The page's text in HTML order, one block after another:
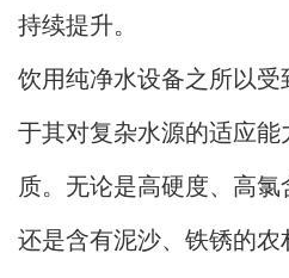
持续提升。
饮用纯净水设备之所以
于其对复杂水源的适应能
质。无论是高硬度、高氯
还是含有泥沙、铁锈的